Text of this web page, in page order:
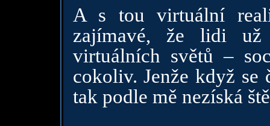
A s tou virtuální
zajímavé, že lidi už
virtuálních světů –
cokoliv. Jenže když
tak podle mě nezíská